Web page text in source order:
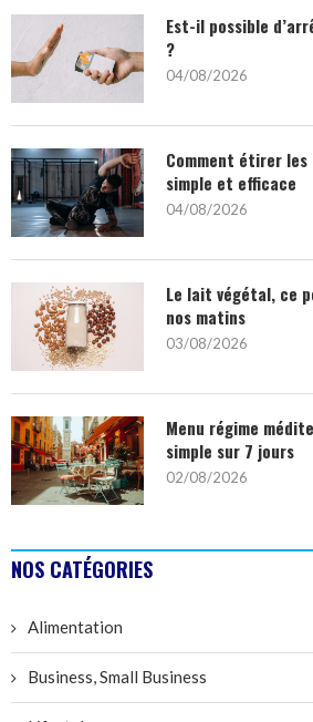
Est-il possible
?
04/08/2026
Comment étirer les
simple et efficace
04/08/2026
Le lait végétal, ce
nos matins
03/08/2026
Menu régime
simple sur 7 jours
02/08/2026
NOS CATÉGORIES
Alimentation
Business, Small Business